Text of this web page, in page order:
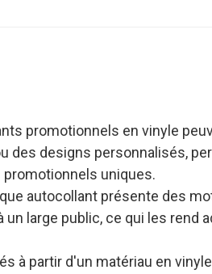
promotionnels en vinyle
des designs personnalisés,
uniques.
autocollant présente des
large public, ce qui les rend
à partir d'un matériau en